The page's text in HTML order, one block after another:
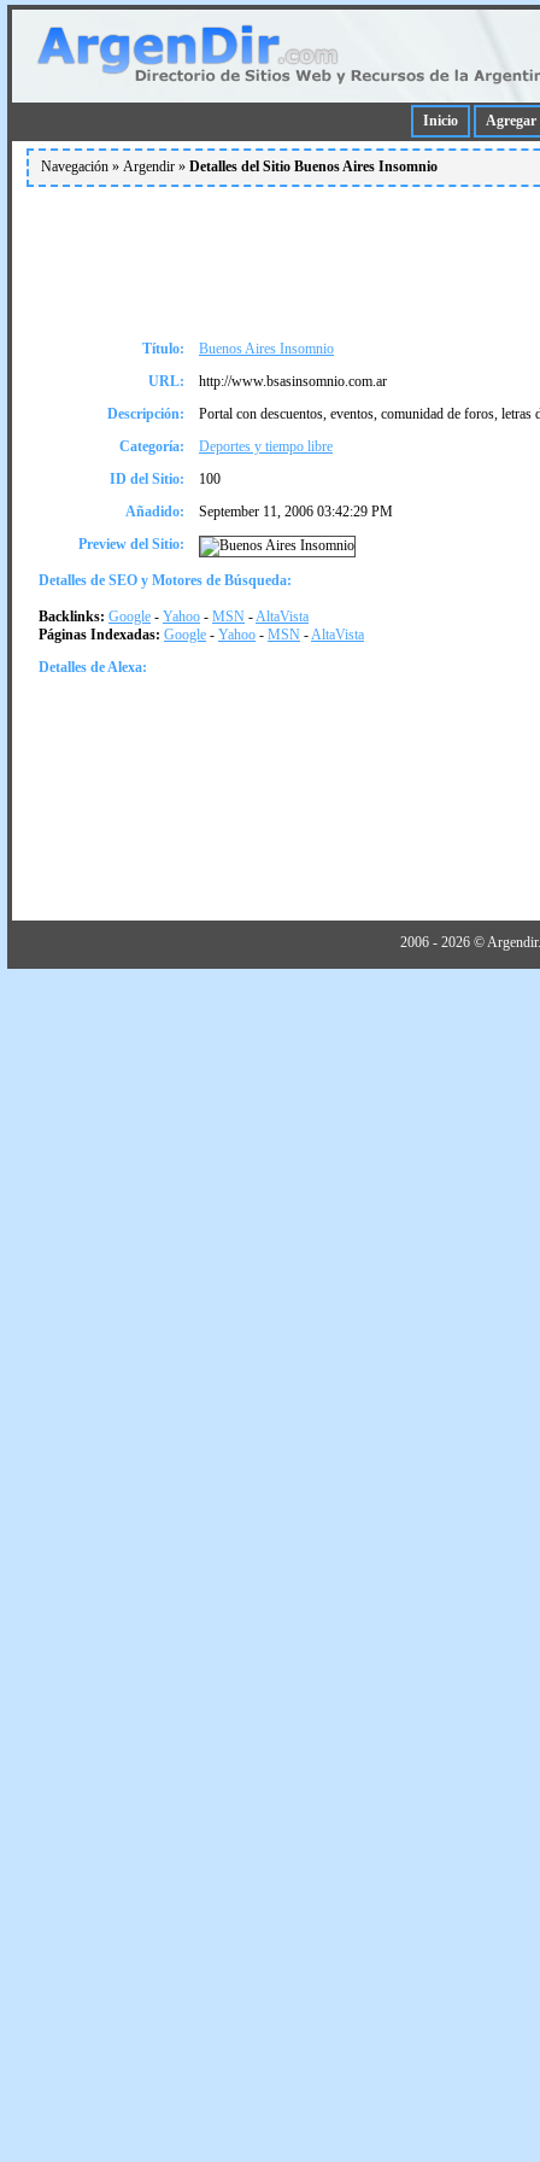
Inicio Agregar
Navegación » Argendir » Detalles del Sitio Buenos Aires Insomnio
Título:
Buenos Aires Insomnio
URL:
http://www.bsasinsomnio.com.ar
Descripción:
Portal con descuentos, eventos, comunidad de foros, letras
Categoría:
Deportes y tiempo libre
ID del Sitio:
100
Añadido:
September 11, 2006 03:42:29 PM
Preview del Sitio:
Detalles de SEO y Motores de Búsqueda:
Backlinks: Google - Yahoo - MSN -AltaVista
Páginas Indexadas: Google - Yahoo - MSN -AltaVista
Detalles de Alexa:
2006 - 2026 ©